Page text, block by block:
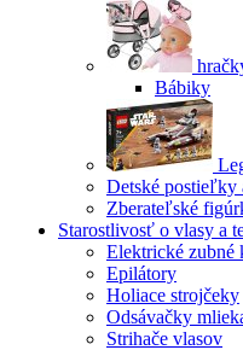
Bábiky
Detské postieľky
Zberateľské
Starostlivosť o vlasy a
Elektrické zubné
Epilátory
Holiace strojčeky
Odsávačky
Strihače vlasov